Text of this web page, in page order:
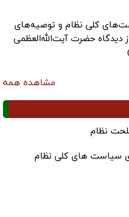
کلی نظام و توصیه‌های
دیدگاه حضرت آیت‌الله‌العظمی
مشاهده همه
نظام
سیاست های کلی نظام